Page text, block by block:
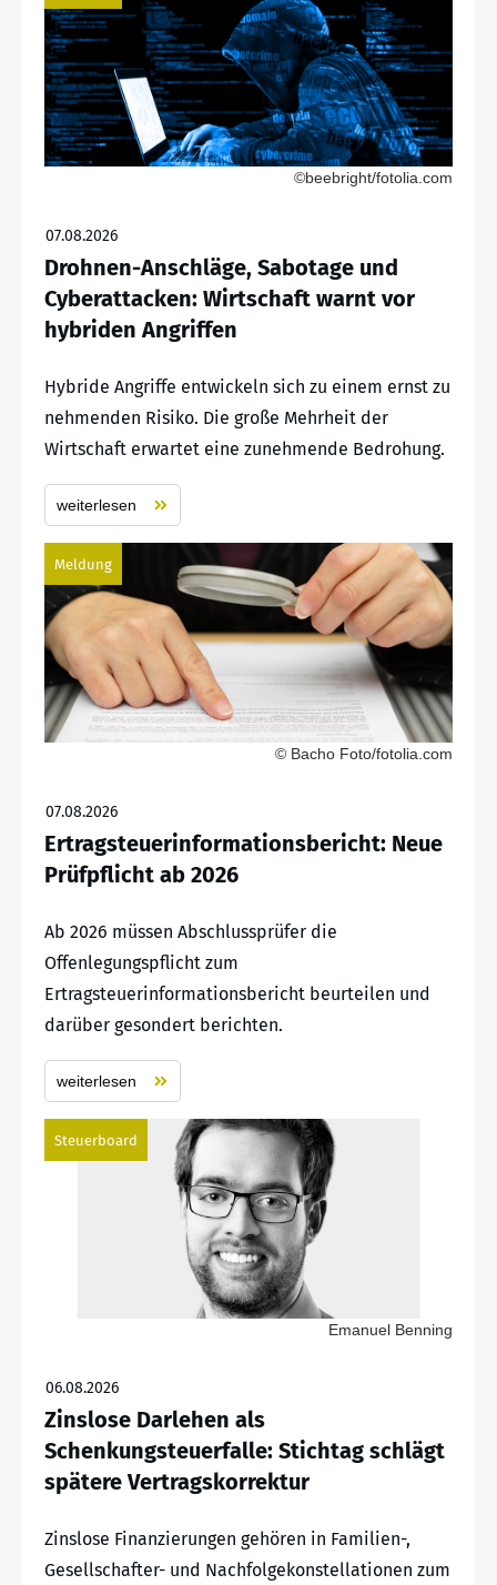
©beebright/fotolia.com
07.08.2026
Drohnen-Anschläge, Sabotage und
Cyberattacken: Wirtschaft warnt vor
hybriden Angriffen
Hybride Angriffe entwickeln sich zu einem ernst zu
nehmenden Risiko. Die große Mehrheit der
Wirtschaft erwartet eine zunehmende Bedrohung.
weiterlesen
Meldung
© Bacho Foto/fotolia.com
07.08.2026
Ertragsteuerinformationsbericht: Neue
Prüfpflicht ab 2026
Ab 2026 müssen Abschlussprüfer die
Offenlegungspflicht zum
Ertragsteuerinformationsbericht beurteilen und
darüber gesondert berichten.
weiterlesen
Steuerboard
Emanuel Benning
06.08.2026
Zinslose Darlehen als
Schenkungsteuerfalle: Stichtag schlägt
spätere Vertragskorrektur
Zinslose Finanzierungen gehören in Familien-,
Gesellschafter- und Nachfolgekonstellationen zum